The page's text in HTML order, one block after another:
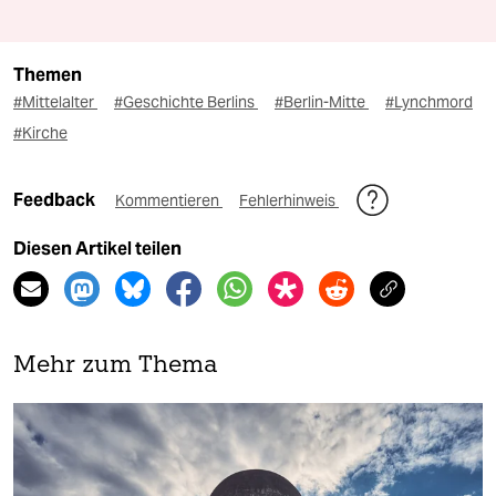
Themen
#Mittelalter #Geschichte Berlins #Berlin-Mitte
#Lynchmord
#Kirche
Feedback Kommentieren Fehlerhinweis
Diesen Artikel teilen
Mehr zum Thema